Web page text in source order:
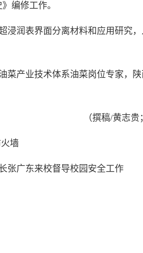
编修工作。
浸润表界面分离材料和应用研究
菜产业技术体系油菜岗位专家，
（撰稿/黄志
墙
张广东来校督导校园安全工作